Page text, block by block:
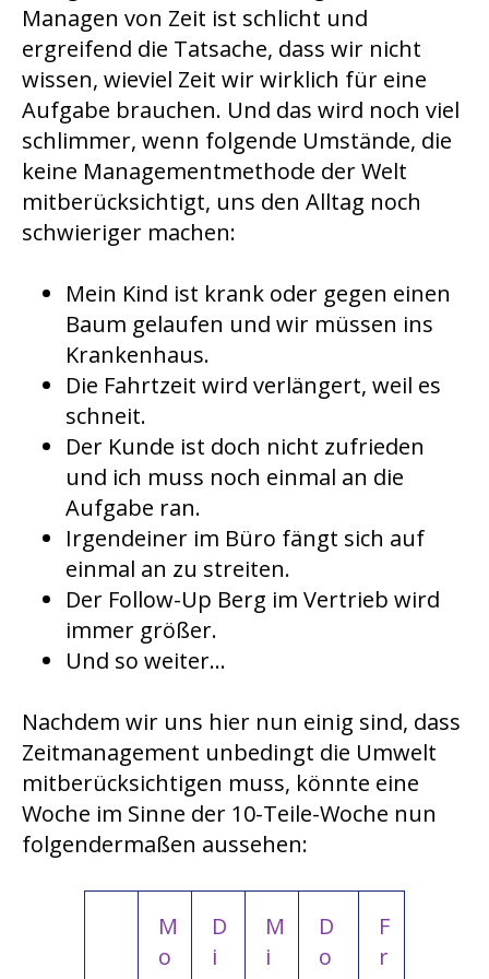
Managen von Zeit ist schlicht und
ergreifend die Tatsache, dass wir nicht
wissen, wieviel Zeit wir wirklich für eine
Aufgabe brauchen. Und das wird noch viel
schlimmer, wenn folgende Umstände, die
keine Managementmethode der Welt
mitberücksichtigt, uns den Alltag noch
schwieriger machen:
Mein Kind ist krank oder gegen einen
Baum gelaufen und wir müssen ins
Krankenhaus.
Die Fahrtzeit wird verlängert, weil es
schneit.
Der Kunde ist doch nicht zufrieden
und ich muss noch einmal an die
Aufgabe ran.
Irgendeiner im Büro fängt sich auf
einmal an zu streiten.
Der Follow-Up Berg im Vertrieb wird
immer größer.
Und so weiter…
Nachdem wir uns hier nun einig sind, dass
Zeitmanagement unbedingt die Umwelt
mitberücksichtigen muss, könnte eine
Woche im Sinne der 10-Teile-Woche nun
folgendermaßen aussehen:
M
o
D
i
M
i
D
o
F
r